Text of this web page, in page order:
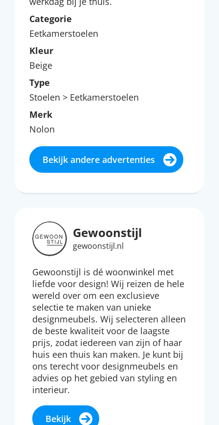
Categorie
Eetkamerstoelen
Kleur
Beige
Type
Stoelen > Eetkamerstoelen
Merk
Nolon
Bekijk andere advertenties
Gewoonstijl
gewoonstijl.nl
Gewoonstijl is dé woonwinkel met
liefde voor design! Wij reizen de hele
wereld over om een exclusieve
selectie te maken van unieke
designmeubels. Wij selecteren alleen
de beste kwaliteit voor de laagste
prijs, zodat iedereen van zijn of haar
huis een thuis kan maken. Je kunt bij
ons terecht voor designmeubels en
advies op het gebied van styling en
interieur.
Bekijk